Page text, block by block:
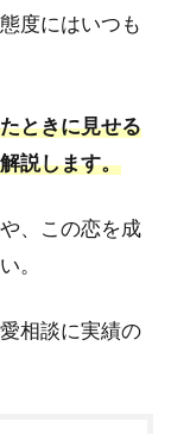
度にはいつも
ときに見せる
説します。
、この恋を成
。
相談に実績の